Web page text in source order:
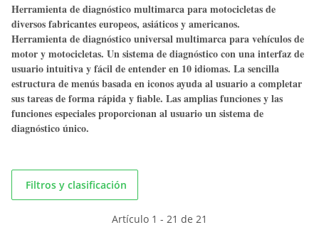
Herramienta de diagnóstico multimarca para motocicletas de
diversos fabricantes europeos, asiáticos y americanos.
Herramienta de diagnóstico universal multimarca para vehículos de
motor y motocicletas. Un sistema de diagnóstico con una interfaz de
usuario intuitiva y fácil de entender en 10 idiomas. La sencilla
estructura de menús basada en iconos ayuda al usuario a completar
sus tareas de forma rápida y fiable. Las amplias funciones y las
funciones especiales proporcionan al usuario un sistema de
diagnóstico único.
Filtros y clasificación
Artículo 1 - 21 de 21